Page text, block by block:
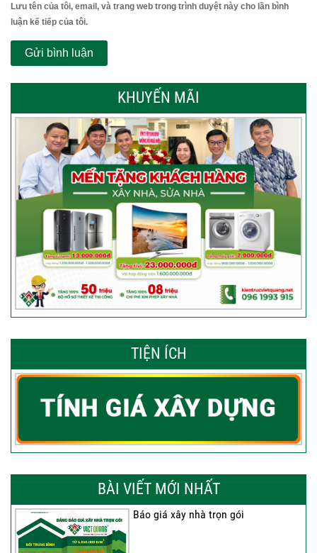
Lưu tên của tôi, email, và trang web trong trình duyệt này cho lần bình
luận kế tiếp của tôi.
KHUYẾN MÃI
TIỆN ÍCH
BÀI VIẾT MỚI NHẤT
Báo giá xây nhà trọn gói